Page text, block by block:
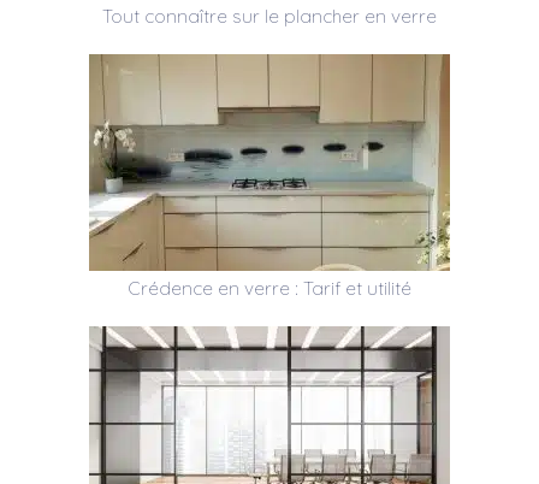
Tout connaître sur le plancher en verre
Crédence en verre : Tarif et utilité